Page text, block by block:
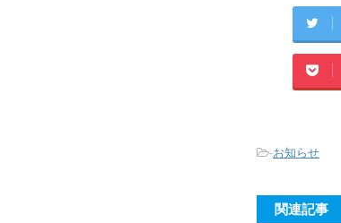
-お知らせ
関連記事